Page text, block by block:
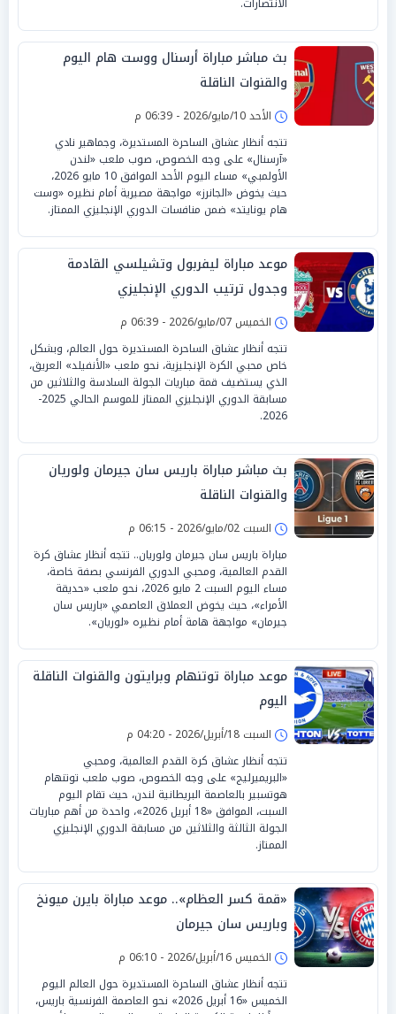
بث مباشر مباراة أرسنال ووست هام اليوم
والقنوات الناقلة
الأحد 10/مايو/2026 - 06:39 م
تتجه أنظار عشاق الساحرة المستديرة، وجماهير نادي
«آرسنال» على وجه الخصوص، صوب ملعب «لندن
الأولمبي» مساء اليوم الأحد الموافق 10 مايو 2026،
حيث يخوض «الجانرز» مواجهة مصيرية أمام نظيره «وست
هام يونايتد» ضمن منافسات الدوري الإنجليزي الممتاز.
موعد مباراة ليفربول وتشيلسي القادمة
وجدول ترتيب الدوري الإنجليزي
الخميس 07/مايو/2026 - 06:39 م
تتجه أنظار عشاق الساحرة المستديرة حول العالم، وبشكل
خاص محبي الكرة الإنجليزية، نحو ملعب «الأنفيلد» العريق،
الذي يستضيف قمة مباريات الجولة السادسة والثلاثين من
مسابقة الدوري الإنجليزي الممتاز للموسم الحالي 2025-
2026.
بث مباشر مباراة باريس سان جيرمان ولوريان
والقنوات الناقلة
السبت 02/مايو/2026 - 06:15 م
مباراة باريس سان جيرمان ولوريان.. تتجه أنظار عشاق كرة
القدم العالمية، ومحبي الدوري الفرنسي بصفة خاصة،
مساء اليوم السبت 2 مايو 2026، نحو ملعب «حديقة
الأمراء»، حيث يخوض العملاق العاصمي «باريس سان
جيرمان» مواجهة هامة أمام نظيره «لوريان».
موعد مباراة توتنهام وبرايتون والقنوات الناقلة
اليوم
السبت 18/أبريل/2026 - 04:20 م
تتجه أنظار عشاق كرة القدم العالمية، ومحبي
«البريميرليج» على وجه الخصوص، صوب ملعب توتنهام
هوتسبير بالعاصمة البريطانية لندن، حيث تقام اليوم
السبت، الموافق «18 أبريل 2026»، واحدة من أهم مباريات
الجولة الثالثة والثلاثين من مسابقة الدوري الإنجليزي
الممتاز.
«قمة كسر العظام».. موعد مباراة بايرن ميونخ
وباريس سان جيرمان
الخميس 16/أبريل/2026 - 06:10 م
تتجه أنظار عشاق الساحرة المستديرة حول العالم اليوم
الخميس «16 أبريل 2026» نحو العاصمة الفرنسية باريس،